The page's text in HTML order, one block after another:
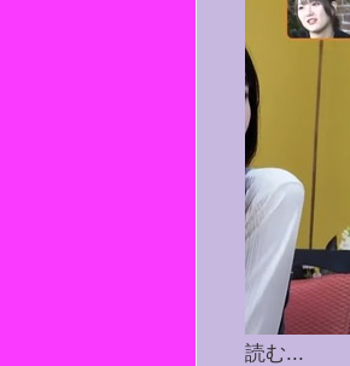
読む...